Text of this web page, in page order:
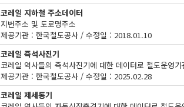
코레일 지하철 주소데이터
지번주소 및 도로명주소
제공기관 : 한국철도공사 / 수정일 : 2018.01.10
코레일 즉석사진기
제공기관 : 한국철도공사 / 수정일 : 2025.02.28
코레일 제세동기